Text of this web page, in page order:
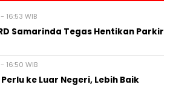
16:53 WIB
Samarinda Tegas Hentikan Parkir
16:50 WIB
ke Luar Negeri, Lebih Baik